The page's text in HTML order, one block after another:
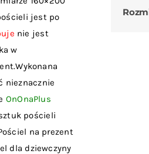
jest po
nie jest
w
nieznacznie
OnOnaPlus
pościeli
na prezent
dla dziewczyny